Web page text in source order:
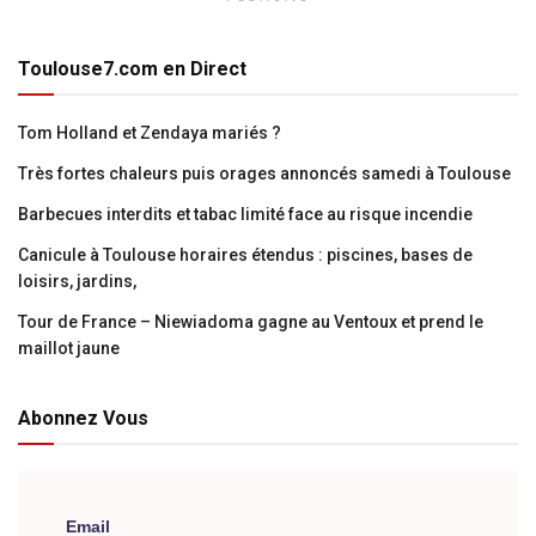
Toulouse7.com en Direct
Tom Holland et Zendaya mariés ?
Très fortes chaleurs puis orages annoncés samedi à Toulouse
Barbecues interdits et tabac limité face au risque incendie
Canicule à Toulouse horaires étendus : piscines, bases de
loisirs, jardins,
Tour de France – Niewiadoma gagne au Ventoux et prend le
maillot jaune
Abonnez Vous
Email